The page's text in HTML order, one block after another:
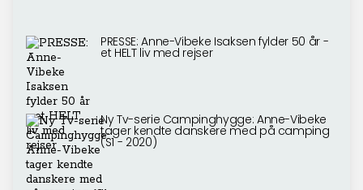
PRESSE: Anne-Vibeke Isaksen fylder 50 år -
et HELT liv med rejser
Ny Tv-serie Campinghygge: Anne-Vibeke
tager kendte danskere med på camping
(S1 - 2020)